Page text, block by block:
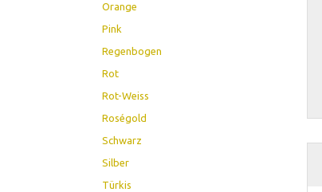
Orange
Pink
Regenbogen
Rot
Rot-Weiss
Roségold
Schwarz
Silber
Türkis